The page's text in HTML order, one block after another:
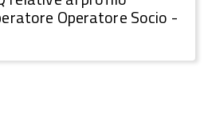
Operatore Socio -